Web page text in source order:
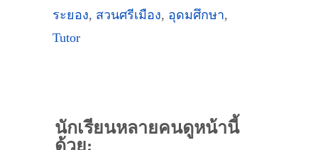
ระยอง, สวนศรีเมือง, อุดมศึกษา,
Tutor
นักเรียนหลายคนดูหน้านี้
ด้วย: